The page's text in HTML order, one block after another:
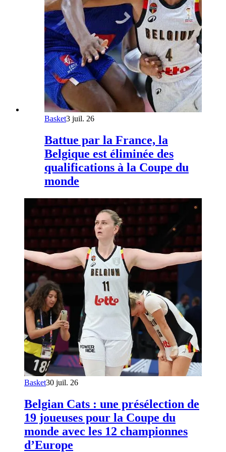
Basket3 juil. 26
Battue par la France, la
Belgique est éliminée des
qualifications à la Coupe du
monde
Basket30 juil. 26
Belgian Cats : une présélection de
19 joueuses pour la Coupe du
monde avec les 12 championnes
d’Europe